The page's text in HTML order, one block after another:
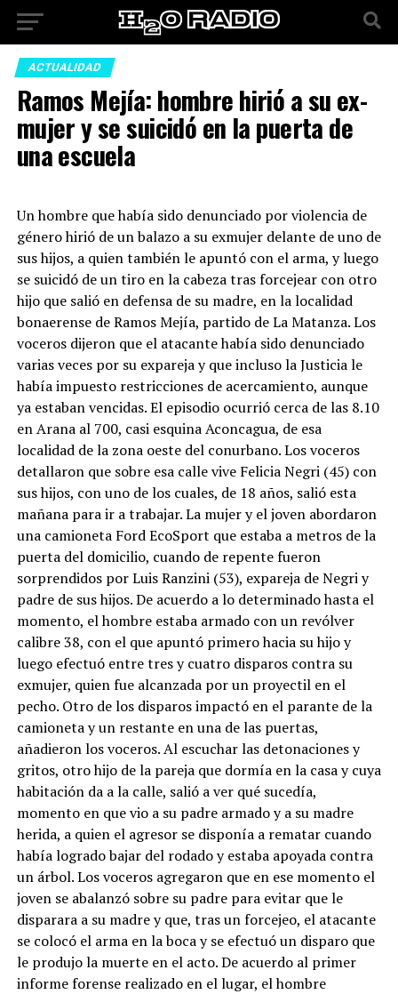
ACTUALIDAD
Ramos Mejía: hombre hirió a su ex-
mujer y se suicidó en la puerta de
una escuela
Un hombre que había sido denunciado por violencia de
género hirió de un balazo a su exmujer delante de uno de
sus hijos, a quien también le apuntó con el arma, y luego
se suicidó de un tiro en la cabeza tras forcejear con otro
hijo que salió en defensa de su madre, en la localidad
bonaerense de Ramos Mejía, partido de La Matanza. Los
voceros dijeron que el atacante había sido denunciado
varias veces por su expareja y que incluso la Justicia le
había impuesto restricciones de acercamiento, aunque
ya estaban vencidas. El episodio ocurrió cerca de las 8.10
en Arana al 700, casi esquina Aconcagua, de esa
localidad de la zona oeste del conurbano. Los voceros
detallaron que sobre esa calle vive Felicia Negri (45) con
sus hijos, con uno de los cuales, de 18 años, salió esta
mañana para ir a trabajar. La mujer y el joven abordaron
una camioneta Ford EcoSport que estaba a metros de la
puerta del domicilio, cuando de repente fueron
sorprendidos por Luis Ranzini (53), expareja de Negri y
padre de sus hijos. De acuerdo a lo determinado hasta el
momento, el hombre estaba armado con un revólver
calibre 38, con el que apuntó primero hacia su hijo y
luego efectuó entre tres y cuatro disparos contra su
exmujer, quien fue alcanzada por un proyectil en el
pecho. Otro de los disparos impactó en el parante de la
camioneta y un restante en una de las puertas,
añadieron los voceros. Al escuchar las detonaciones y
gritos, otro hijo de la pareja que dormía en la casa y cuya
habitación da a la calle, salió a ver qué sucedía,
momento en que vio a su padre armado y a su madre
herida, a quien el agresor se disponía a rematar cuando
había logrado bajar del rodado y estaba apoyada contra
un árbol. Los voceros agregaron que en ese momento el
joven se abalanzó sobre su padre para evitar que le
disparara a su madre y que, tras un forcejeo, el atacante
se colocó el arma en la boca y se efectuó un disparo que
le produjo la muerte en el acto. De acuerdo al primer
informe forense realizado en el lugar, el hombre